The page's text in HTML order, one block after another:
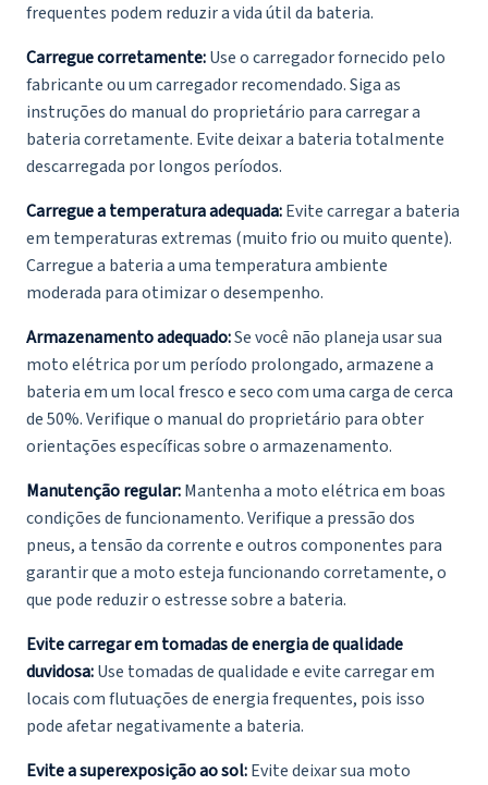
frequentes podem reduzir a vida útil da bateria.
Carregue corretamente:Use o carregador fornecido pelo
fabricante ou um carregador recomendado. Siga as
instruções do manual do proprietário para carregar a
bateria corretamente. Evite deixar a bateria totalmente
descarregada por longos períodos.
Carregue a temperatura adequada:Evite carregar a bateria
em temperaturas extremas (muito frio ou muito quente).
Carregue a bateria a uma temperatura ambiente
moderada para otimizar o desempenho.
Armazenamento adequado:Se você não planeja usar sua
moto elétrica por um período prolongado, armazene a
bateria em um local fresco e seco com uma carga de cerca
de 50%. Verifique o manual do proprietário para obter
orientações específicas sobre o armazenamento.
Manutenção regular:Mantenha a moto elétrica em boas
condições de funcionamento. Verifique a pressão dos
pneus, a tensão da corrente e outros componentes para
garantir que a moto esteja funcionando corretamente, o
que pode reduzir o estresse sobre a bateria.
Evite carregar em tomadas de energia de qualidade
duvidosa:Use tomadas de qualidade e evite carregar em
locais com flutuações de energia frequentes, pois isso
pode afetar negativamente a bateria.
Evite a superexposição ao sol:Evite deixar sua moto